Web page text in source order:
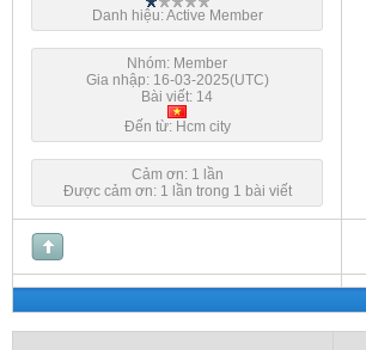
Danh hiệu: Active Member
Nhóm: Member
Gia nhập: 16-03-2025(UTC)
Bài viết: 14
Đến từ: Hcm city
Cảm ơn: 1 lần
Được cảm ơn: 1 lần trong 1 bài viết